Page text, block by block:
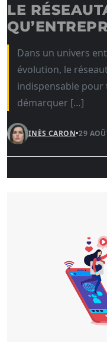
LE
Dans un univers
évolution, le
indispensable
démarquer […]
INÈS CARON•29